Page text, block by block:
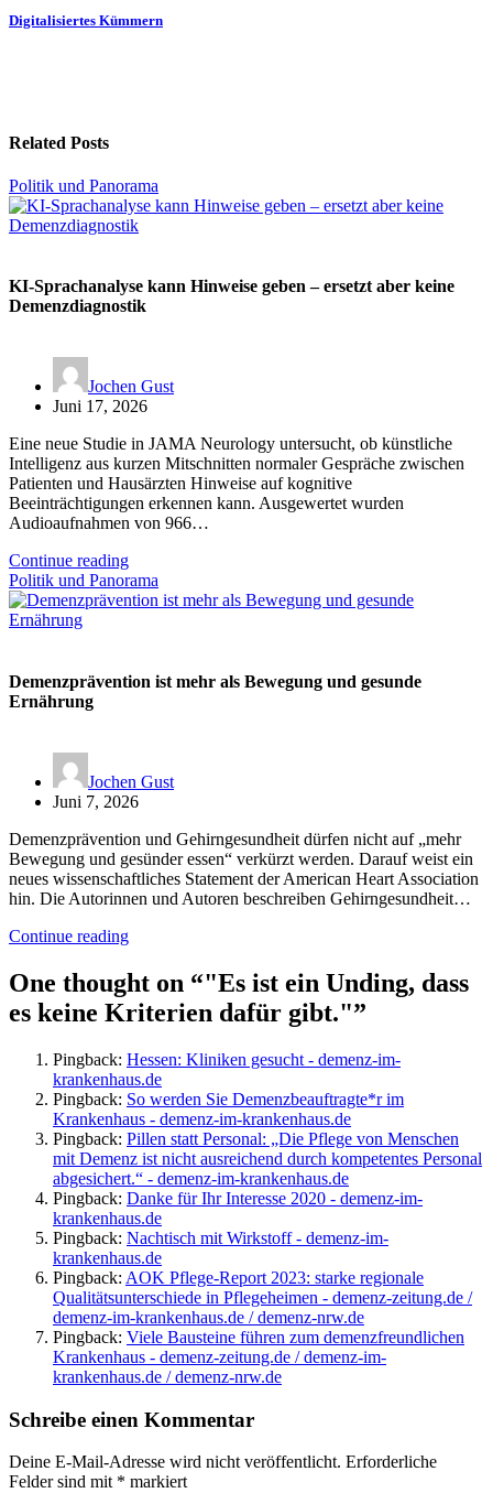
Digitalisiertes Kümmern
Related Posts
Politik und Panorama
KI-Sprachanalyse kann Hinweise geben – ersetzt aber keine
Demenzdiagnostik
Jochen Gust
Juni 17, 2026
Eine neue Studie in JAMA Neurology untersucht, ob künstliche
Intelligenz aus kurzen Mitschnitten normaler Gespräche zwischen
Patienten und Hausärzten Hinweise auf kognitive
Beeinträchtigungen erkennen kann. Ausgewertet wurden
Audioaufnahmen von 966…
Continue reading
Politik und Panorama
Demenzprävention ist mehr als Bewegung und gesunde
Ernährung
Jochen Gust
Juni 7, 2026
Demenzprävention und Gehirngesundheit dürfen nicht auf „mehr
Bewegung und gesünder essen“ verkürzt werden. Darauf weist ein
neues wissenschaftliches Statement der American Heart Association
hin. Die Autorinnen und Autoren beschreiben Gehirngesundheit…
Continue reading
One thought on “"Es ist ein Unding, dass
es keine Kriterien dafür gibt."”
Pingback: Hessen: Kliniken gesucht - demenz-im-
krankenhaus.de
Pingback: So werden Sie Demenzbeauftragte*r im
Krankenhaus - demenz-im-krankenhaus.de
Pingback: Pillen statt Personal: „Die Pflege von Menschen
mit Demenz ist nicht ausreichend durch kompetentes Personal
abgesichert.“ - demenz-im-krankenhaus.de
Pingback: Danke für Ihr Interesse 2020 - demenz-im-
krankenhaus.de
Pingback: Nachtisch mit Wirkstoff - demenz-im-
krankenhaus.de
Pingback: AOK Pflege-Report 2023: starke regionale
Qualitätsunterschiede in Pflegeheimen - demenz-zeitung.de /
demenz-im-krankenhaus.de / demenz-nrw.de
Pingback: Viele Bausteine führen zum demenzfreundlichen
Krankenhaus - demenz-zeitung.de / demenz-im-
krankenhaus.de / demenz-nrw.de
Schreibe einen Kommentar
Deine E-Mail-Adresse wird nicht veröffentlicht. Erforderliche
Felder sind mit * markiert